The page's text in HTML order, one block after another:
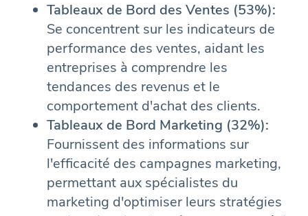
Tableaux de Bord des Ventes (53%):
Se concentrent sur les indicateurs de
performance des ventes, aidant les
entreprises à comprendre les
tendances des revenus et le
comportement d'achat des clients.
Tableaux de Bord Marketing (32%):
Fournissent des informations sur
l'efficacité des campagnes marketing,
permettant aux spécialistes du
marketing d'optimiser leurs stratégies